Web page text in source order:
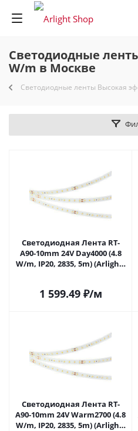
Светодиодные
W/m в Москве
Светодиодные ленты Высокая
Светодиодная Лента RT-
A90-10mm 24V Day4000 (4.8
W/m, IP20, 2835, 5m) (Arlight,
1 599.49₽/м
Светодиодная Лента RT-
A90-10mm 24V Warm2700 (4.8
W/m, IP20, 2835, 5m) (Arlight,